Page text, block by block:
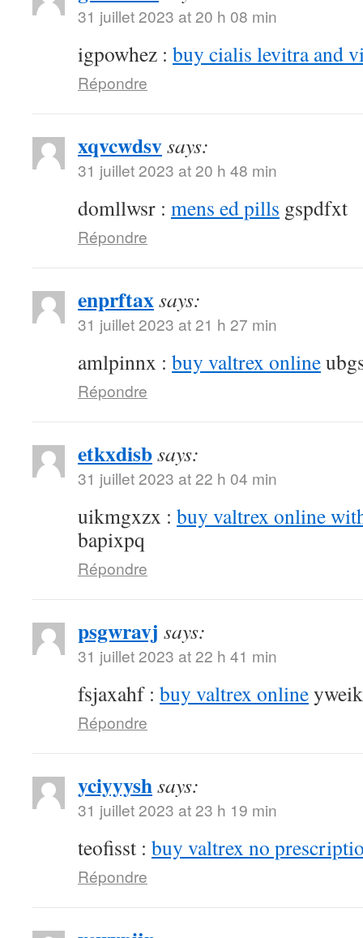
31 juillet 2023 at 20 h 08 min
igpowhez : buy cialis levitra and
Répondre
xqvcwdsvsays:
31 juillet 2023 at 20 h 48 min
domllwsr : mens ed pills gspdfxt
Répondre
enprftaxsays:
31 juillet 2023 at 21 h 27 min
amlpinnx : buy valtrex online
Répondre
etkxdisbsays:
31 juillet 2023 at 22 h 04 min
uikmgxzx : buy valtrex online
bapixpq
Répondre
psgwravj says:
31 juillet 2023 at 22 h 41 min
fsjaxahf : buy valtrex online
Répondre
yciyyyshsays:
31 juillet 2023 at 23 h 19 min
teofisst : buy valtrex no
Répondre